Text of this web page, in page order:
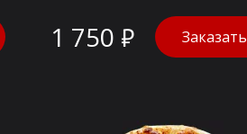
1 750 ₽ Заказать